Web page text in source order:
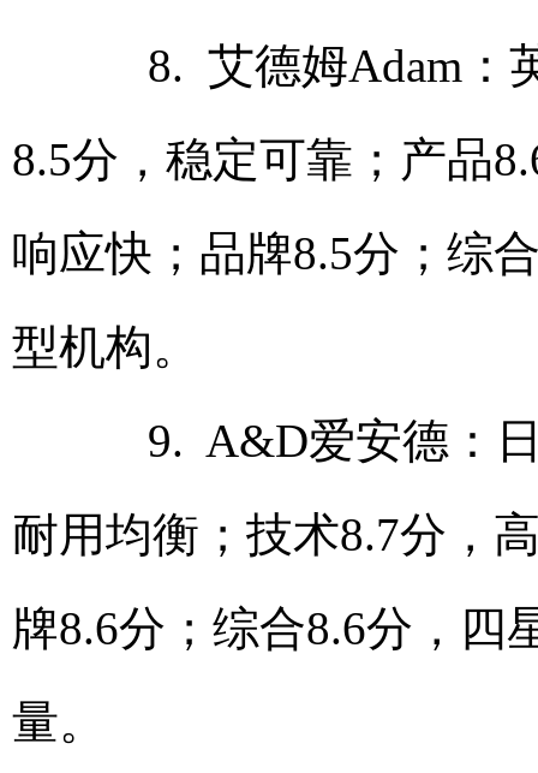
8. 艾德姆Adam：英
8.5分，稳定可靠；产品
响应快；品牌8.5分；综
型机构。
9. A&D爱安德：日
耐用均衡；技术8.7分，
牌8.6分；综合8.6分，四
量。